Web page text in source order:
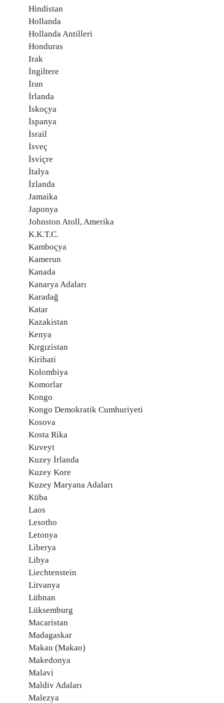
Hindistan
Hollanda
Hollanda Antilleri
Honduras
Irak
İngiltere
İran
İrlanda
İskoçya
İspanya
İsrail
İsveç
İsviçre
İtalya
İzlanda
Jamaika
Japonya
Johnston Atoll, Amerika
K.K.T.C.
Kamboçya
Kamerun
Kanada
Kanarya Adaları
Karadağ
Katar
Kazakistan
Kenya
Kırgızistan
Kiribati
Kolombiya
Komorlar
Kongo
Kongo Demokratik Cumhuriyeti
Kosova
Kosta Rika
Kuveyt
Kuzey İrlanda
Kuzey Kore
Kuzey Maryana Adaları
Küba
Laos
Lesotho
Letonya
Liberya
Libya
Liechtenstein
Litvanya
Lübnan
Lüksemburg
Macaristan
Madagaskar
Makau (Makao)
Makedonya
Malavi
Maldiv Adaları
Malezya